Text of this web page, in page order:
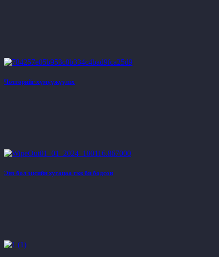
Чөтгөрийг хүмүүжүүлэх
Энэ бол эцсийн хугацаа гэж би бодсон